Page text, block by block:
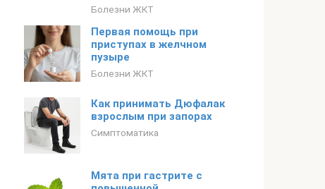
Болезни ЖКТ
Первая помощь при
приступах в желчном
пузыре
Болезни ЖКТ
Как принимать Дюфалак
взрослым при запорах
Симптоматика
Мята при гастрите с